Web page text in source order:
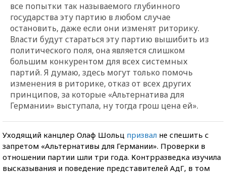
все попытки так называемого глубинного
государства эту партию в любом случае
остановить, даже если они изменят риторику.
Власти будут стараться эту партию вышибить из
политического поля, она является слишком
большим конкурентом для всех системных
партий. Я думаю, здесь могут только помочь
изменения в риторике, отказ от всех других
принципов, за которые «Альтернатива для
Германии» выступала, ну тогда грош цена ей».
Уходящий канцлер Олаф Шольц призвал не спешить с
запретом «Альтернативы для Германии». Проверки в
отношении партии шли три года. Контрразведка изучила
высказывания и поведение представителей АдГ, в том